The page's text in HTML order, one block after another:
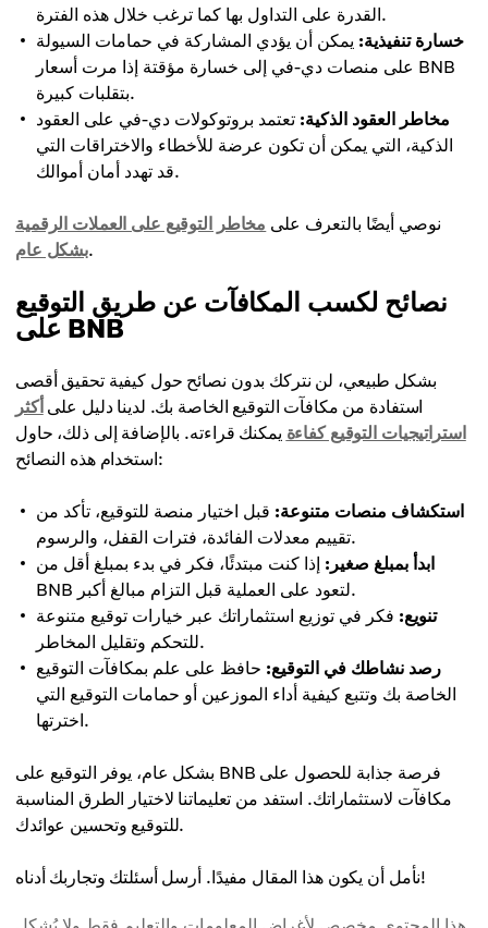
القدرة على التداول بها كما ترغب خلال هذه الفترة.
خسارة تنفيذية: يمكن أن يؤدي المشاركة في حمامات السيولة
على منصات دي-في إلى خسارة مؤقتة إذا مرت أسعار BNB
بتقلبات كبيرة.
مخاطر العقود الذكية: تعتمد بروتوكولات دي-في على العقود
الذكية، التي يمكن أن تكون عرضة للأخطاء والاختراقات التي
قد تهدد أمان أموالك.
نوصي أيضًا بالتعرف على مخاطر التوقيع على العملات الرقمية
بشكل عام.
نصائح لكسب المكافآت عن طريق التوقيع
على BNB
بشكل طبيعي، لن نتركك بدون نصائح حول كيفية تحقيق أقصى
استفادة من مكافآت التوقيع الخاصة بك. لدينا دليل علىأكثر
استراتيجيات التوقيع كفاءة يمكنك قراءته. بالإضافة إلى ذلك، حاول
استخدام هذه النصائح:
استكشاف منصات متنوعة: قبل اختيار منصة للتوقيع، تأكد من
تقييم معدلات الفائدة، فترات القفل، والرسوم.
ابدأ بمبلغ صغير: إذا كنت مبتدئًا، فكر في بدء بمبلغ أقل من
BNB لتعود على العملية قبل التزام مبالغ أكبر.
تنويع: فكر في توزيع استثماراتك عبر خيارات توقيع متنوعة
للتحكم وتقليل المخاطر.
رصد نشاطك في التوقيع: حافظ على علم بمكافآت التوقيع
الخاصة بك وتتبع كيفية أداء الموزعين أو حمامات التوقيع التي
اخترتها.
بشكل عام، يوفر التوقيع على BNB فرصة جذابة للحصول على
مكافآت لاستثماراتك. استفد من تعليماتنا لاختيار الطرق المناسبة
للتوقيع وتحسين عوائدك.
نأمل أن يكون هذا المقال مفيدًا. أرسل أسئلتك وتجاربك أدناه!